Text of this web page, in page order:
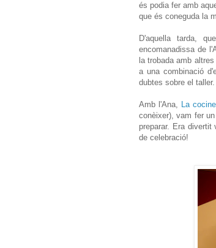
és podia fer amb
que és coneguda la
D'aquella tarda,
encomanadissa de
la trobada amb
a una combinació
dubtes sobre el taller.
Amb l'Ana, La
conèixer), vam fer
preparar. Era
de celebració!